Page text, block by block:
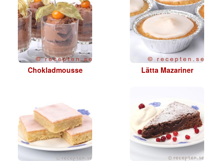
Chokladmousse Lätta Mazariner